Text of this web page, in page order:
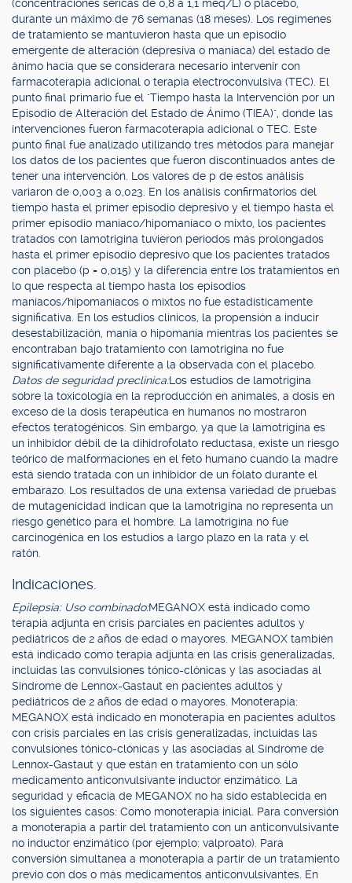
(concentraciones séricas de 0,8 a 1,1 meq/L) o placebo,
durante un máximo de 76 semanas (18 meses). Los regímenes
de tratamiento se mantuvieron hasta que un episodio
emergente de alteración (depresiva o maníaca) del estado de
ánimo hacía que se considerara necesario intervenir con
farmacoterapia adicional o terapia electroconvulsiva (TEC). El
punto final primario fue el "Tiempo hasta la Intervención por un
Episodio de Alteración del Estado de Ánimo (TIEA)", donde las
intervenciones fueron farmacoterapia adicional o TEC. Este
punto final fue analizado utilizando tres métodos para manejar
los datos de los pacientes que fueron discontinuados antes de
tener una intervención. Los valores de p de estos análisis
variaron de 0,003 a 0,023. En los análisis confirmatorios del
tiempo hasta el primer episodio depresivo y el tiempo hasta el
primer episodio maníaco/hipomaníaco o mixto, los pacientes
tratados con lamotrigina tuvieron periodos más prolongados
hasta el primer episodio depresivo que los pacientes tratados
con placebo (p = 0,015) y la diferencia entre los tratamientos en
lo que respecta al tiempo hasta los episodios
maníacos/hipomaníacos o mixtos no fue estadísticamente
significativa. En los estudios clínicos, la propensión a inducir
desestabilización, manía o hipomanía mientras los pacientes se
encontraban bajo tratamiento con lamotrigina no fue
significativamente diferente a la observada con el placebo.
Datos de seguridad preclinica:Los estudios de lamotrigina
sobre la toxicología en la reproducción en animales, a dosis en
exceso de la dosis terapéutica en humanos no mostraron
efectos teratogénicos. Sin embargo, ya que la lamotrigina es
un inhibidor débil de la dihidrofolato reductasa, existe un riesgo
teórico de malformaciones en el feto humano cuando la madre
está siendo tratada con un inhibidor de un folato durante el
embarazo. Los resultados de una extensa variedad de pruebas
de mutagenicidad indican que la lamotrigina no representa un
riesgo genético para el hombre. La lamotrigina no fue
carcinogénica en los estudios a largo plazo en la rata y el
ratón.
Indicaciones.
Epilepsia: Uso combinado:MEGANOX está indicado como
terapia adjunta en crisis parciales en pacientes adultos y
pediátricos de 2 años de edad o mayores. MEGANOX también
está indicado como terapia adjunta en las crisis generalizadas,
incluidas las convulsiones tónico-clónicas y las asociadas al
Síndrome de Lennox-Gastaut en pacientes adultos y
pediátricos de 2 años de edad o mayores. Monoterapia:
MEGANOX está indicado en monoterapia en pacientes adultos
con crisis parciales en las crisis generalizadas, incluidas las
convulsiones tónico-clónicas y las asociadas al Síndrome de
Lennox-Gastaut y que están en tratamiento con un sólo
medicamento anticonvulsivante inductor enzimático. La
seguridad y eficacia de MEGANOX no ha sido establecida en
los siguientes casos: Como monoterapia inicial. Para conversión
a monoterapia a partir del tratamiento con un anticonvulsivante
no inductor enzimático (por ejemplo: valproato). Para
conversión simultanea a monoterapia a partir de un tratamiento
previo con dos o más medicamentos anticonvulsivantes. En